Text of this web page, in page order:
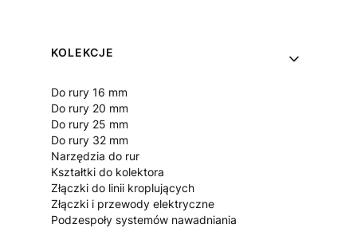
Linki w stopce
KOLEKCJE
Do rury 16 mm
Do rury 20 mm
Do rury 25 mm
Do rury 32 mm
Narzędzia do rur
Kształtki do kolektora
Złączki do linii kroplujących
Złączki i przewody elektryczne
Podzespoły systemów nawadniania